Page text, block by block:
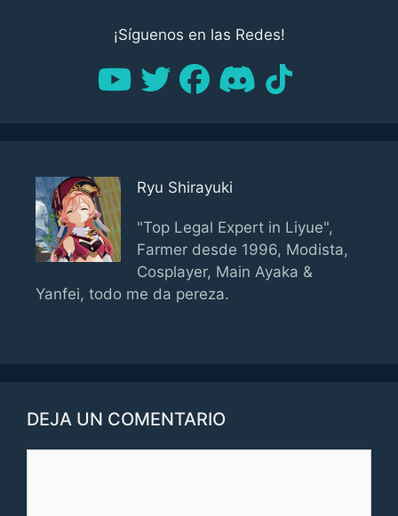
¡Síguenos en las Redes!
Ryu Shirayuki
"Top Legal Expert in Liyue",
Farmer desde 1996, Modista,
Cosplayer, Main Ayaka &
Yanfei, todo me da pereza.
DEJA UN COMENTARIO